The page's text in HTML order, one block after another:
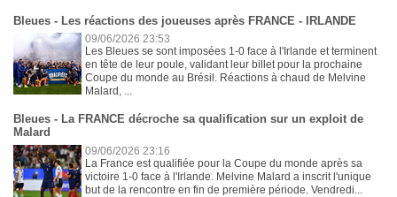
Bleues - Les réactions des joueuses après FRANCE - IRLANDE
09/06/2026 23:53
Les Bleues se sont imposées 1-0 face à l'Irlande et terminent
en tête de leur poule, validant leur billet pour la prochaine
Coupe du monde au Brésil. Réactions à chaud de Melvine
Malard, ...
Bleues - La FRANCE décroche sa qualification sur un exploit de
Malard
09/06/2026 23:16
La France est qualifiée pour la Coupe du monde après sa
victoire 1-0 face à l'Irlande. Melvine Malard a inscrit l'unique
but de la rencontre en fin de première période. Vendredi...